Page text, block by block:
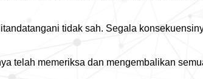
tidak sah. Segala
telah memeriksa dan mengembalikan